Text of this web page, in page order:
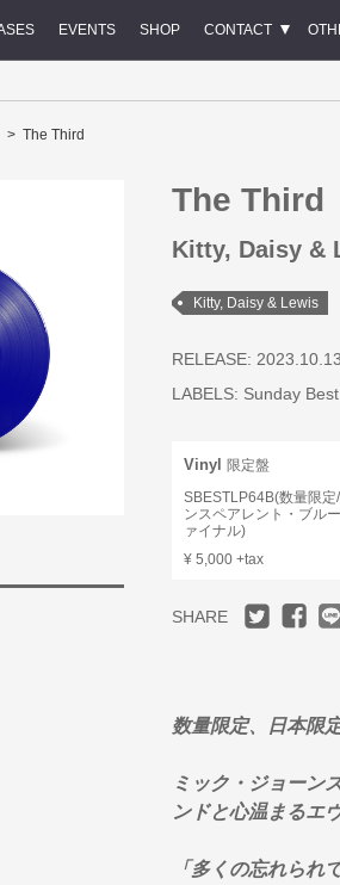
EVENTS SHOP CONTACT
The Third
The Third
Kitty, Daisy &
Kitty, Daisy & Lewis
RELEASE: 2023.10.13
LABELS: Sunday
Vinyl 限定盤
SBESTLP64B(数量限定
ンスペアレント・ブル
ァイナル)
¥ 5,000 +tax
SHARE
数量限定、日本限
ミック・ジョーン
ンドと心温まるエ
「多くの忘れられ